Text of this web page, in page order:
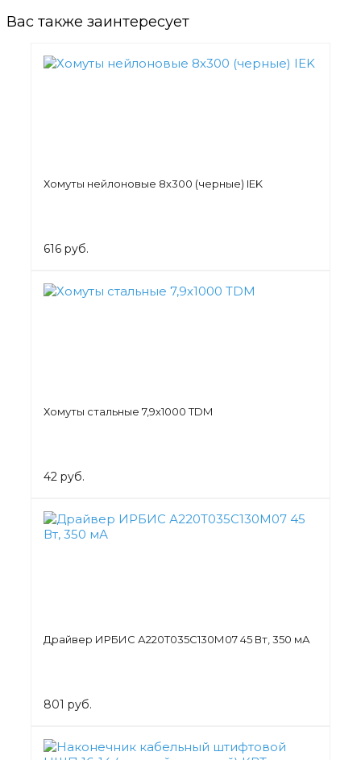
Вас также заинтересует
Хомуты нейлоновые 8х300 (черные) IEK
616 руб.
Хомуты стальные 7,9х1000 TDM
42 руб.
Драйвер ИРБИС А220Т035С130М07 45 Вт, 350 мА
801 руб.